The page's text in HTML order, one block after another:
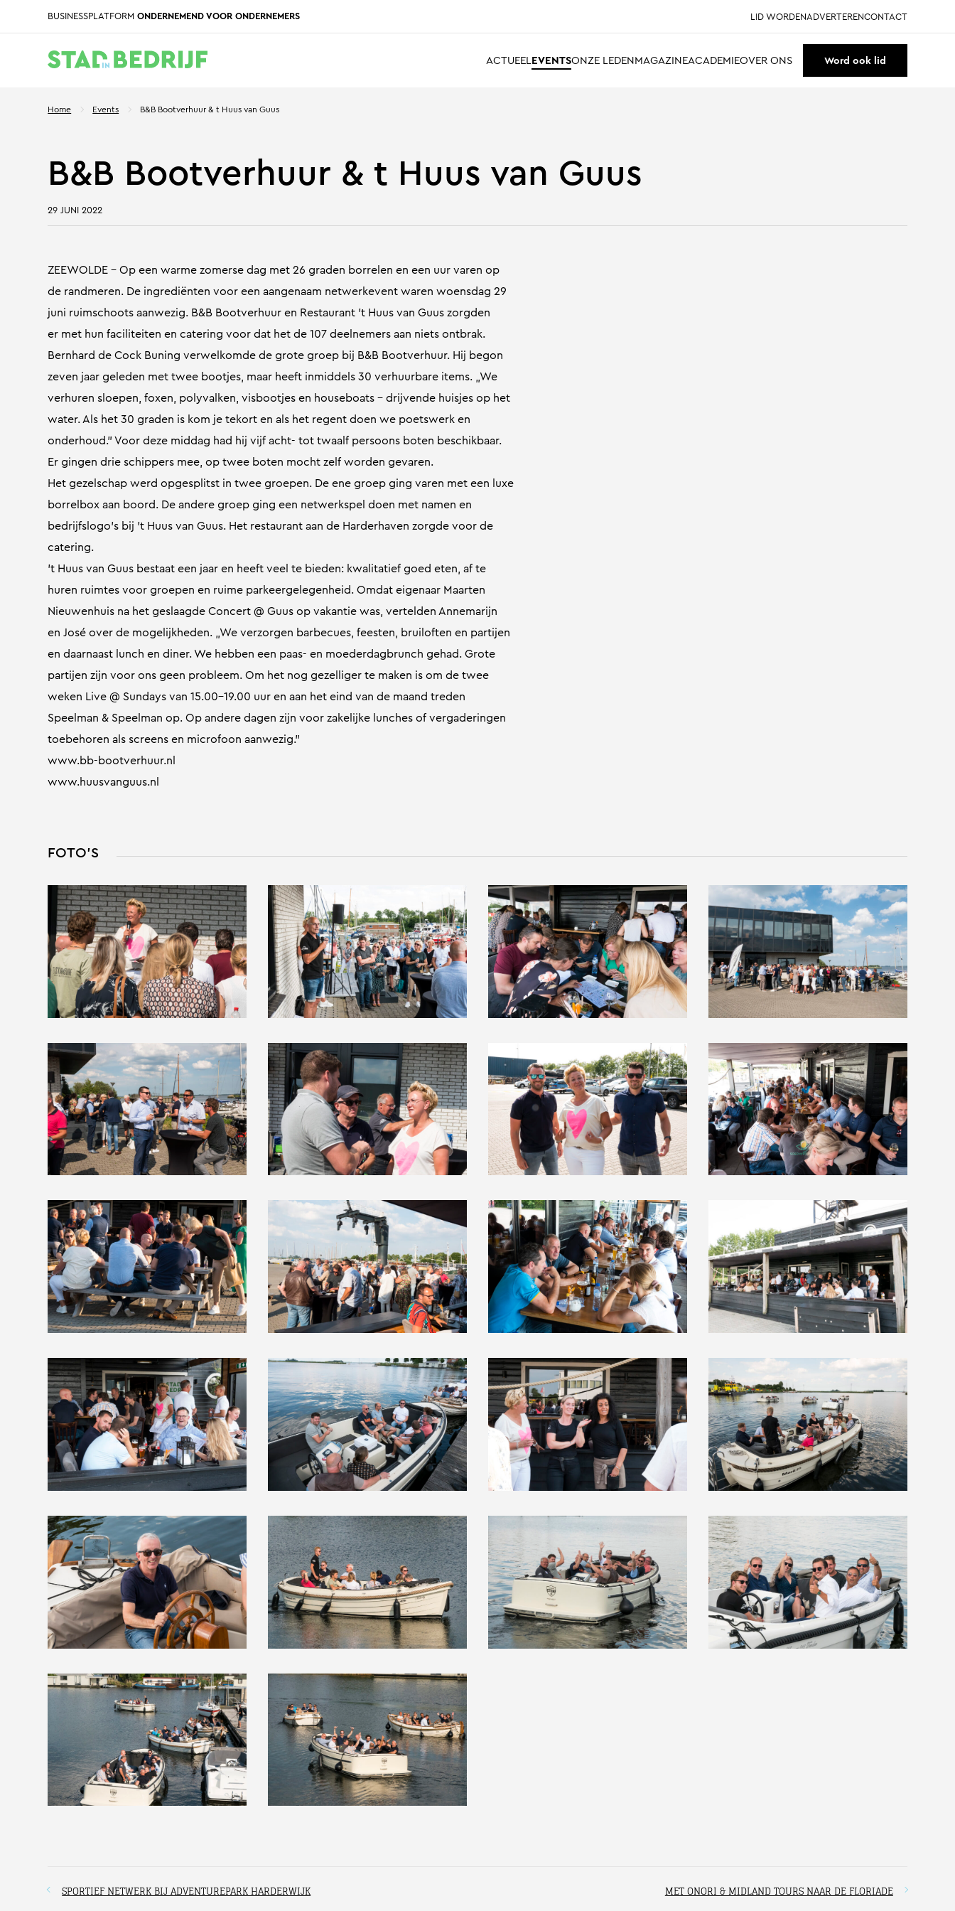
BUSINESSPLATFORMONDERNEMEND VOOR ONDERNEMERS LID WORDENADVERTERENCONTACT
ACTUEELEVENTSONZE LEDENMAGAZINEACADEMIEOVER ONS Word ook lid
Home Events B&B Bootverhuur & t Huus van Guus
B&B Bootverhuur & t Huus van Guus
29 JUNI 2022
ZEEWOLDE – Op een warme zomerse dag met 26 graden borrelen en een uur varen op
de randmeren. De ingrediënten voor een aangenaam netwerkevent waren woensdag 29
juni ruimschoots aanwezig. B&B Bootverhuur en Restaurant ’t Huus van Guus zorgden
er met hun faciliteiten en catering voor dat het de 107 deelnemers aan niets ontbrak.
Bernhard de Cock Buning verwelkomde de grote groep bij B&B Bootverhuur. Hij begon
zeven jaar geleden met twee bootjes, maar heeft inmiddels 30 verhuurbare items. „We
verhuren sloepen, foxen, polyvalken, visbootjes en houseboats – drijvende huisjes op het
water. Als het 30 graden is kom je tekort en als het regent doen we poetswerk en
onderhoud.” Voor deze middag had hij vijf acht- tot twaalf persoons boten beschikbaar.
Er gingen drie schippers mee, op twee boten mocht zelf worden gevaren.
Het gezelschap werd opgesplitst in twee groepen. De ene groep ging varen met een luxe
borrelbox aan boord. De andere groep ging een netwerkspel doen met namen en
bedrijfslogo’s bij ’t Huus van Guus. Het restaurant aan de Harderhaven zorgde voor de
catering.
’t Huus van Guus bestaat een jaar en heeft veel te bieden: kwalitatief goed eten, af te
huren ruimtes voor groepen en ruime parkeergelegenheid. Omdat eigenaar Maarten
Nieuwenhuis na het geslaagde Concert @ Guus op vakantie was, vertelden Annemarijn
en José over de mogelijkheden. „We verzorgen barbecues, feesten, bruiloften en partijen
en daarnaast lunch en diner. We hebben een paas- en moederdagbrunch gehad. Grote
partijen zijn voor ons geen probleem. Om het nog gezelliger te maken is om de twee
weken Live @ Sundays van 15.00-19.00 uur en aan het eind van de maand treden
Speelman & Speelman op. Op andere dagen zijn voor zakelijke lunches of vergaderingen
toebehoren als screens en microfoon aanwezig.”
www.bb-bootverhuur.nl
www.huusvanguus.nl
FOTO'S
SPORTIEF NETWERK BIJ ADVENTUREPARK HARDERWIJK MET ONORI & MIDLAND TOURS NAAR DE FLORIADE